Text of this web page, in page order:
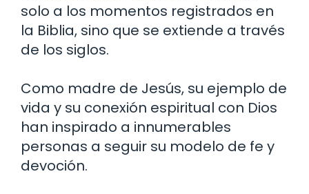
solo a los momentos registrados en
la Biblia, sino que se extiende a través
de los siglos.
Como madre de Jesús, su ejemplo de
vida y su conexión espiritual con Dios
han inspirado a innumerables
personas a seguir su modelo de fe y
devoción.